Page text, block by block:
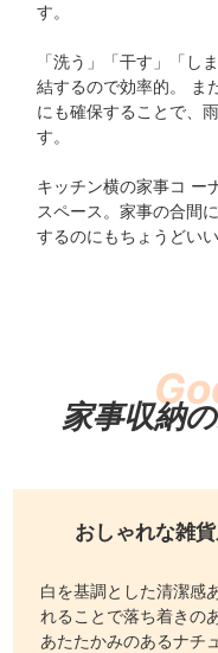
す。
「洗う」「干す」「し
結するので効率的。 ま
にも確保することで、
す。
キッチン横の家事コ ー
スペース。家事の合間
するのにもちょうどい
家事収納
おしゃれな雑
白を基調とした清潔感
れることで落ち着きの
あたたかみのあるナチ